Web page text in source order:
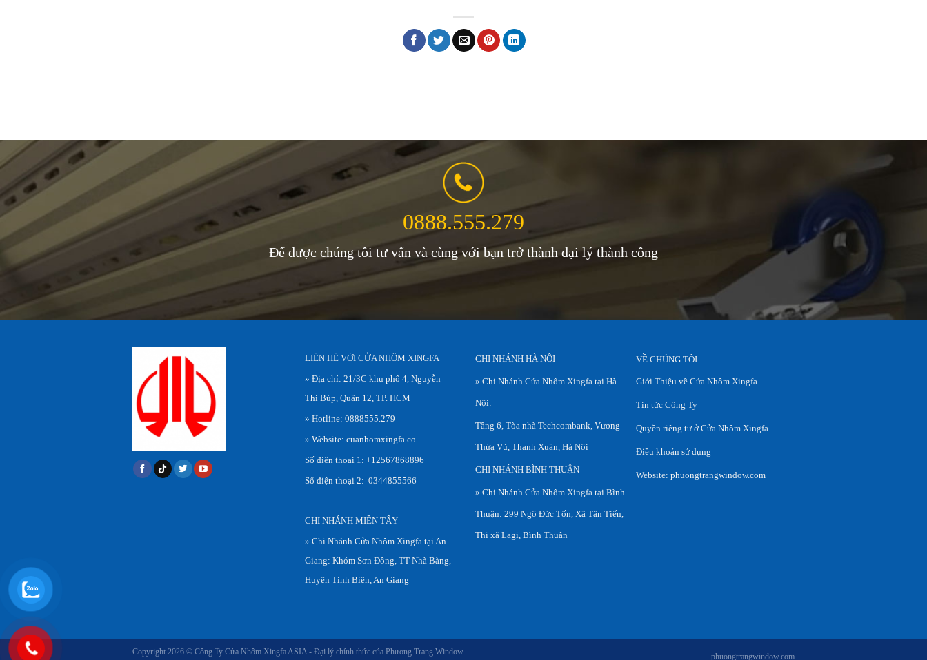
0888.555.279
Để được chúng tôi tư vấn và cùng với bạn trở thành đại lý thành công
LIÊN HỆ VỚI CỬA NHÔM XINGFA
» Địa chỉ: 21/3C khu phố 4, Nguyễn
Thị Búp, Quận 12, TP. HCM
» Hotline: 0888555.279
» Website: cuanhomxingfa.co
Số điện thoại 1: +12567868896
Số điện thoại 2: 0344855566
CHI NHÁNH MIỀN TÂY
» Chi Nhánh Cửa Nhôm Xingfa tại An
Giang: Khóm Sơn Đông, TT Nhà Bàng,
Huyện Tịnh Biên, An Giang
CHI NHÁNH HÀ NỘI
» Chi Nhánh Cửa Nhôm Xingfa tại Hà
Nội:
Tầng 6, Tòa nhà Techcombank, Vương
Thừa Vũ, Thanh Xuân, Hà Nội
CHI NHÁNH BÌNH THUẬN
» Chi Nhánh Cửa Nhôm Xingfa tại Bình
Thuận: 299 Ngô Đức Tốn, Xã Tân Tiến,
Thị xã Lagi, Bình Thuận
VỀ CHÚNG TÔI
Giới Thiệu về Cửa Nhôm Xingfa
Tin tức Công Ty
Quyền riêng tư ở Cửa Nhôm Xingfa
Điều khoản sử dụng
Website: phuongtrangwindow.com
phuongtrangwindow.com
Copyright 2026 © Công Ty Cửa Nhôm Xingfa ASIA - Đại lý chính thức của Phương Trang Window